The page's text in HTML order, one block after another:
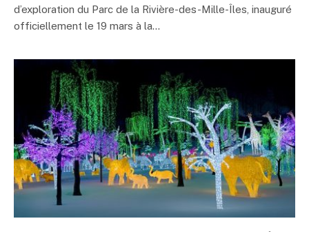
d’exploration du Parc de la Rivière-des-Mille-Îles, inauguré
officiellement le 19 mars à la…